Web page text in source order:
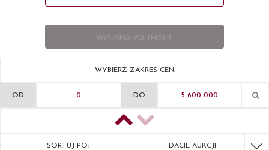
WYBIERZ ZAKRES CEN:
OD DO
SORTUJ PO: DACIE AUKCJI